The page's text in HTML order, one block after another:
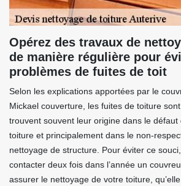
Opérez des travaux de
de manière régulière pour
problèmes de fuites de toit
Selon les explications apportées par le
Mickael couverture, les fuites de toiture
trouvent souvent leur origine dans le défaut
toiture et principalement dans le non-
nettoyage de structure. Pour éviter ce
contacter deux fois dans l’année un
assurer le nettoyage de votre toiture,